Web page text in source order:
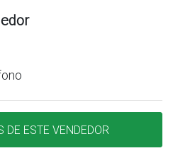
DE ESTE VENDEDOR